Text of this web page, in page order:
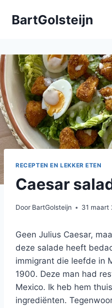
naarBartGolsteijn
RECEPTEN EN LEKKER ETEN
Caesar
Door BartGolsteijn 31 maart
Geen Julius Caesar,
deze salade heeft
immigrant die leefde in
1900. Deze man had
Mexico. Ik heb hem
ingrediënten.